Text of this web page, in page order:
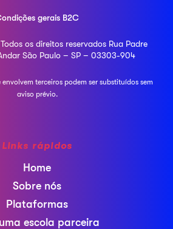
gerais B2C
Todos os direitos reservados Rua Padre
São Paulo – SP – 03303-904
terceiros podem sersubstituídos sem
aviso prévio.
Links rápidos
Home
Sobre nós
Plataformas
escola parceira